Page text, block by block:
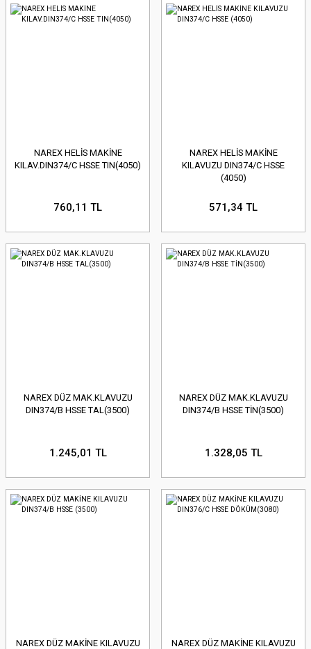
NAREX HELİS MAKİNE
KILAV.DIN374/C HSSE TIN(4050)
760,11 TL
NAREX HELİS MAKİNE
KILAVUZU DIN374/C HSSE
(4050)
571,34 TL
NAREX DÜZ MAK.KLAVUZU
DIN374/B HSSE TAL(3500)
1.245,01 TL
NAREX DÜZ MAK.KLAVUZU
DIN374/B HSSE TİN(3500)
1.328,05 TL
NAREX DÜZ MAKİNE KILAVUZU
NAREX DÜZ MAKİNE KILAVUZU